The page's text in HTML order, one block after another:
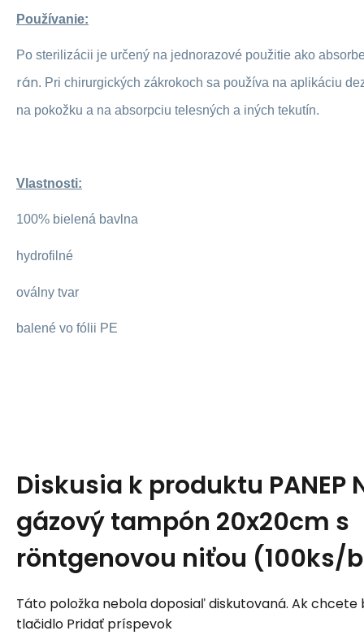
Používanie:
Po sterilizácii je určený na jednorazové použitie ako
rán. Pri chirurgických zákrokoch sa používa na aplikáciu
na pokožku a na absorpciu telesných a iných tekutín.
Vlastnosti:
100% bielená bavlna
hydrofilné
oválny tvar
balené vo fólii PE
Diskusia k produktu
gázový tampón 20x20cm s
röntgenovou niťou (100ks/
Táto položka nebola doposiaľ diskutovaná. Ak chcete
tlačidlo Pridať príspevok